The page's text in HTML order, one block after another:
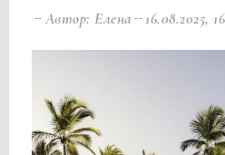
Автор: Елена 16.08.2025,